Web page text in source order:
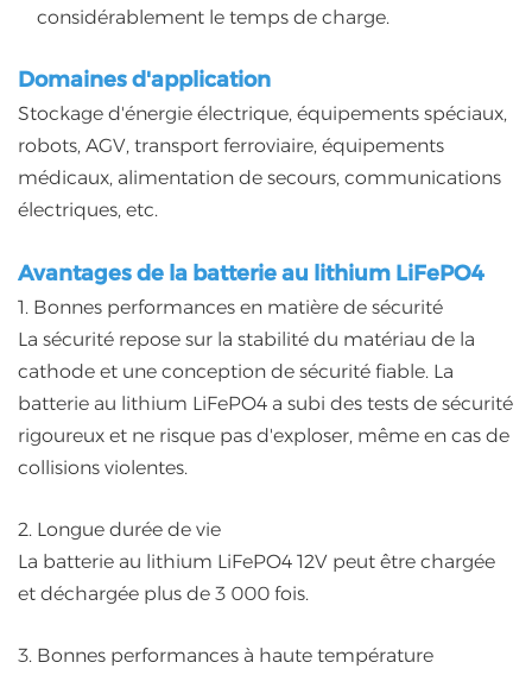
considérablement le temps de charge.
Domaines d'application
Stockage d'énergie électrique, équipements spéciaux,
robots, AGV, transport ferroviaire, équipements
médicaux, alimentation de secours, communications
électriques, etc.
Avantages de la batterie au lithium LiFePO4
1. Bonnes performances en matière de sécurité
La sécurité repose sur la stabilité du matériau de la
cathode et une conception de sécurité fiable. La
batterie au lithium LiFePO4 a subi des tests de sécurité
rigoureux et ne risque pas d'exploser, même en cas de
collisions violentes.
2. Longue durée de vie
La batterie au lithium LiFePO4 12V peut être chargée
et déchargée plus de 3 000 fois.
3. Bonnes performances à haute température